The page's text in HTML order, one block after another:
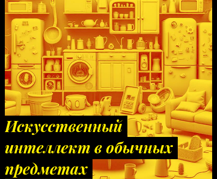
Искусственный
интеллект в обычных
предметах